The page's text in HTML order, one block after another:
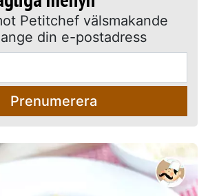
Petitchef välsmakande
din e-postadress
Prenumerera